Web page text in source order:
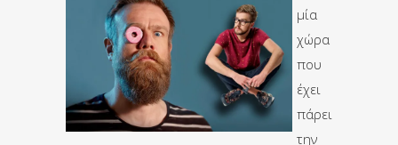
μία
χώρα
που
έχει
πάρει
την